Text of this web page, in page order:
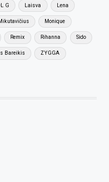
G Laisva Lena
Monique
Remix Rihanna Sido
Bareikis ZYGGA